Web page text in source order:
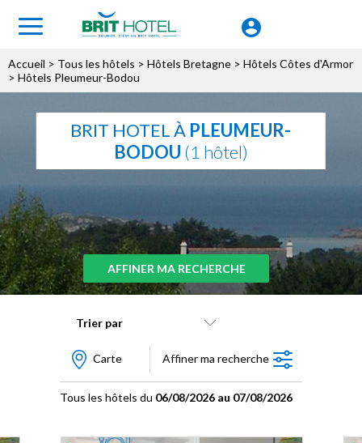
Accueil > Tous les hôtels > Hôtels Bretagne > Hôtels Côtes d'Armor
> Hôtels Pleumeur-Bodou
BRIT HOTEL À PLEUMEUR-
BODOU (1 hôtel)
AFFINER MA RECHERCHE
Trier par
Carte Affiner ma recherche
Tous les hôtels du 06/08/2026 au 07/08/2026